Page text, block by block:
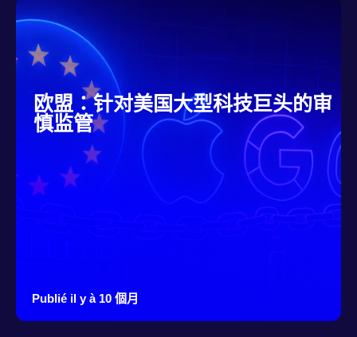
欧盟：针对美国大型科技巨头的审
慎监管
Publié il y à 10 個月